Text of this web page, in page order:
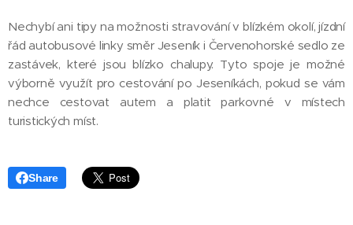
Nechybí ani tipy na možnosti stravování v blízkém okolí, jízdní
řád autobusové linky směr Jeseník i Červenohorské sedlo ze
zastávek, které jsou blízko chalupy. Tyto spoje je možné
výborně využít pro cestování po Jeseníkách, pokud se vám
nechce cestovat autem a platit parkovné v místech
turistických míst.
Share